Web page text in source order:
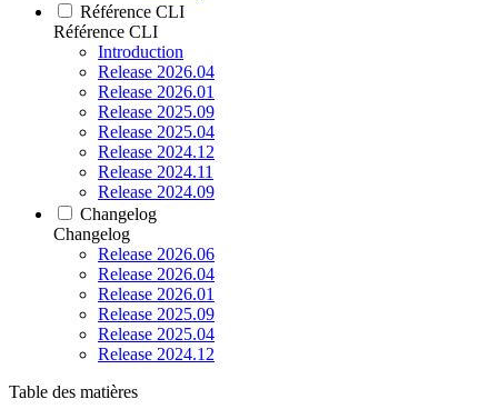
Référence CLI
Référence CLI
Introduction
Release 2026.04
Release 2026.01
Release 2025.09
Release 2025.04
Release 2024.12
Release 2024.11
Release 2024.09
Changelog
Changelog
Release 2026.06
Release 2026.04
Release 2026.01
Release 2025.09
Release 2025.04
Release 2024.12
Table des matières